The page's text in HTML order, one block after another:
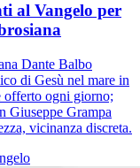
al Vangelo per
Dante Balbo
di Gesù nel mare in
offerto ogni giorno;
Giuseppe Grampa
vicinanza discreta.